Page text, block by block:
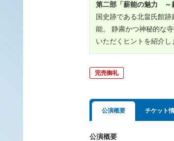
第二部「薪能の魅力 ～
国史跡である北畠氏館
能。 静粛かつ神秘的な
いただくヒントを紹介し
完売御礼
公演概要 チケット
公演概要